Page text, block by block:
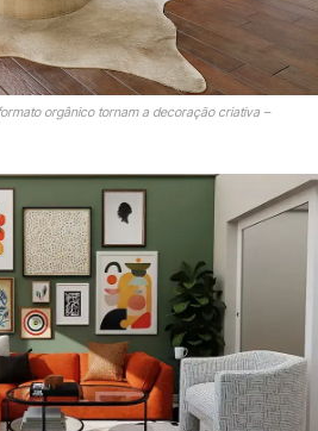
orgânico tornam a decoração criativa –